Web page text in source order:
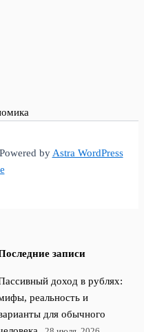
byAstra WordPress
записи
доход в рублях:
реальность и
для обычного